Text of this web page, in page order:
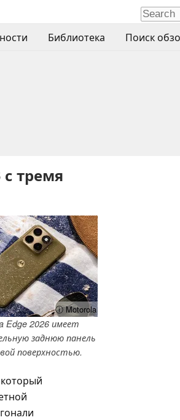
Библиотека Поиск
тремя
ⓘ Motorola
Edge 2026 имеет
заднюю панель
поверхностью.